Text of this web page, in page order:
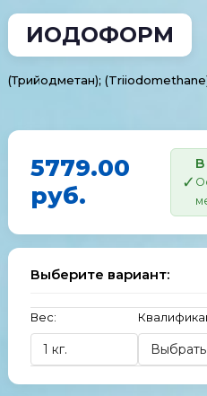
ИОДОФОРМ
(Трийодметан);
5779.00
руб.
Выберите вариант:
Вес: